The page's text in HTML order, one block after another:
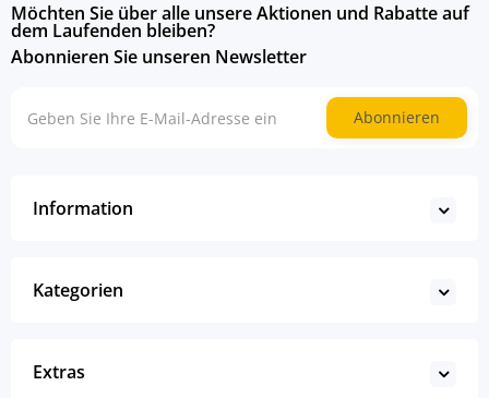
Möchten Sie über alle unsere Aktionen und Rabatte auf
dem Laufenden bleiben?
Abonnieren Sie unseren Newsletter
Abonnieren
Information
Kategorien
Extras